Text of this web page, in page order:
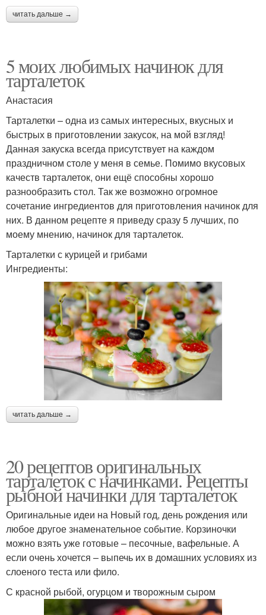
читать дальше →
5 моих любимых начинок для
тарталеток
Анастасия
Тарталетки – одна из самых интересных, вкусных и
быстрых в приготовлении закусок, на мой взгляд!
Данная закуска всегда присутствует на каждом
праздничном столе у меня в семье. Помимо вкусовых
качеств тарталеток, они ещё способны хорошо
разнообразить стол. Так же возможно огромное
сочетание ингредиентов для приготовления начинок для
них. В данном рецепте я приведу сразу 5 лучших, по
моему мнению, начинок для тарталеток.
Тарталетки с курицей и грибами
Ингредиенты:
читать дальше →
20 рецептов оригинальных
тарталеток с начинками. Рецепты
рыбной начинки для тарталеток
Оригинальные идеи на Новый год, день рождения или
любое другое знаменательное событие. Корзиночки
можно взять уже готовые – песочные, вафельные. А
если очень хочется – выпечь их в домашних условиях из
слоеного теста или фило.
С красной рыбой, огурцом и творожным сыром